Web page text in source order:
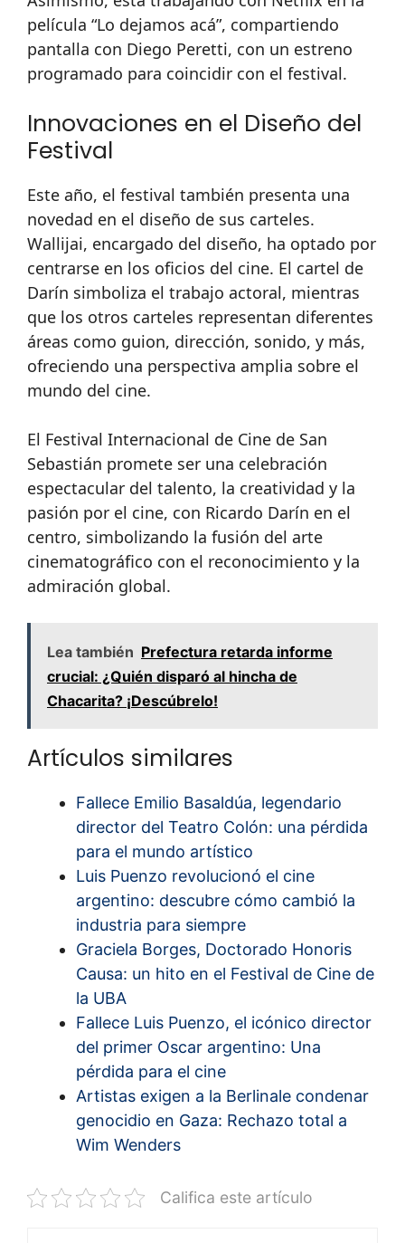
película “Lo dejamos acá”, compartiendo
pantalla con Diego Peretti, con un estreno
programado para coincidir con el festival.
Innovaciones en el Diseño del
Festival
Este año, el festival también presenta una
novedad en el diseño de sus carteles.
Wallijai, encargado del diseño, ha optado por
centrarse en los oficios del cine. El cartel de
Darín simboliza el trabajo actoral, mientras
que los otros carteles representan diferentes
áreas como guion, dirección, sonido, y más,
ofreciendo una perspectiva amplia sobre el
mundo del cine.
El Festival Internacional de Cine de San
Sebastián promete ser una celebración
espectacular del talento, la creatividad y la
pasión por el cine, con Ricardo Darín en el
centro, simbolizando la fusión del arte
cinematográfico con el reconocimiento y la
admiración global.
Lea también Prefectura retarda informe
crucial: ¿Quién disparó al hincha de
Chacarita? ¡Descúbrelo!
Artículos similares
Fallece Emilio Basaldúa, legendario
director del Teatro Colón: una pérdida
para el mundo artístico
Luis Puenzo revolucionó el cine
argentino: descubre cómo cambió la
industria para siempre
Graciela Borges, Doctorado Honoris
Causa: un hito en el Festival de Cine de
la UBA
Fallece Luis Puenzo, el icónico director
del primer Oscar argentino: Una
pérdida para el cine
Artistas exigen a la Berlinale condenar
genocidio en Gaza: Rechazo total a
Wim Wenders
Califica este artículo